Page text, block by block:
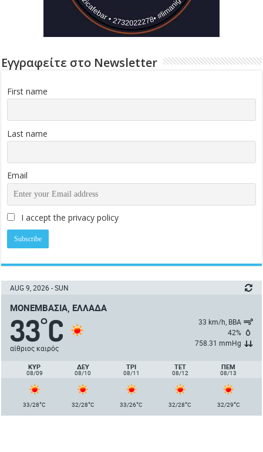
Εγγραφείτε στο Newsletter
First name
Last name
Email
I accept the privacy policy
AUG 9, 2026 - SUN
ΜΟΝΕΜΒΑΣΙΆ, ΕΛΛΆΔΑ
33°C
αίθριος καιρός
33 km/h, ΒΒΑ
42%
758.31 mmHg
ΚΥΡ
08/09
ΔΕΥ
08/10
ΤΡΙ
08/11
ΤΕΤ
08/12
ΠΈΜ
08/13
33/28°C 32/28°C 33/26°C 32/28°C 32/29°C